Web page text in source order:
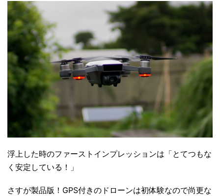
浮上した時のファーストインプレッションは「とてつもな
く安定している！」
さすが製品版！GPS付きのドローンは初体験なので尚更な